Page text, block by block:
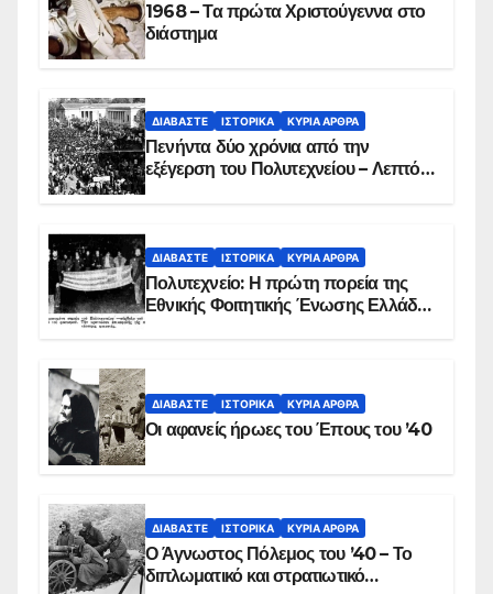
1968 – Τα πρώτα Χριστούγεννα στο
διάστημα
ΔΙΑΒΆΣΤΕ ΙΣΤΟΡΙΚΆ ΚΥΡΙΑ ΑΡΘΡΑ
Πενήντα δύο χρόνια από την
εξέγερση του Πολυτεχνείου – Λεπτό
ΔΙΑΒΆΣΤΕ ΙΣΤΟΡΙΚΆ ΚΥΡΙΑ ΑΡΘΡΑ
Πολυτεχνείο: Η πρώτη πορεία της
Εθνικής Φοιτητικής Ένωσης Ελλάδος
ΔΙΑΒΆΣΤΕ ΙΣΤΟΡΙΚΆ ΚΥΡΙΑ ΑΡΘΡΑ
Οι αφανείς ήρωες του Έπους του ’40
ΔΙΑΒΆΣΤΕ ΙΣΤΟΡΙΚΆ ΚΥΡΙΑ ΑΡΘΡΑ
Ο Άγνωστος Πόλεμος του ’40 – Το
διπλωματικό και στρατιωτικό